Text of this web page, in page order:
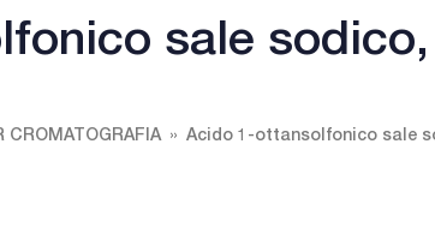
sale
CROMATOGRAFIA Acido 1-ottansolfonico sale